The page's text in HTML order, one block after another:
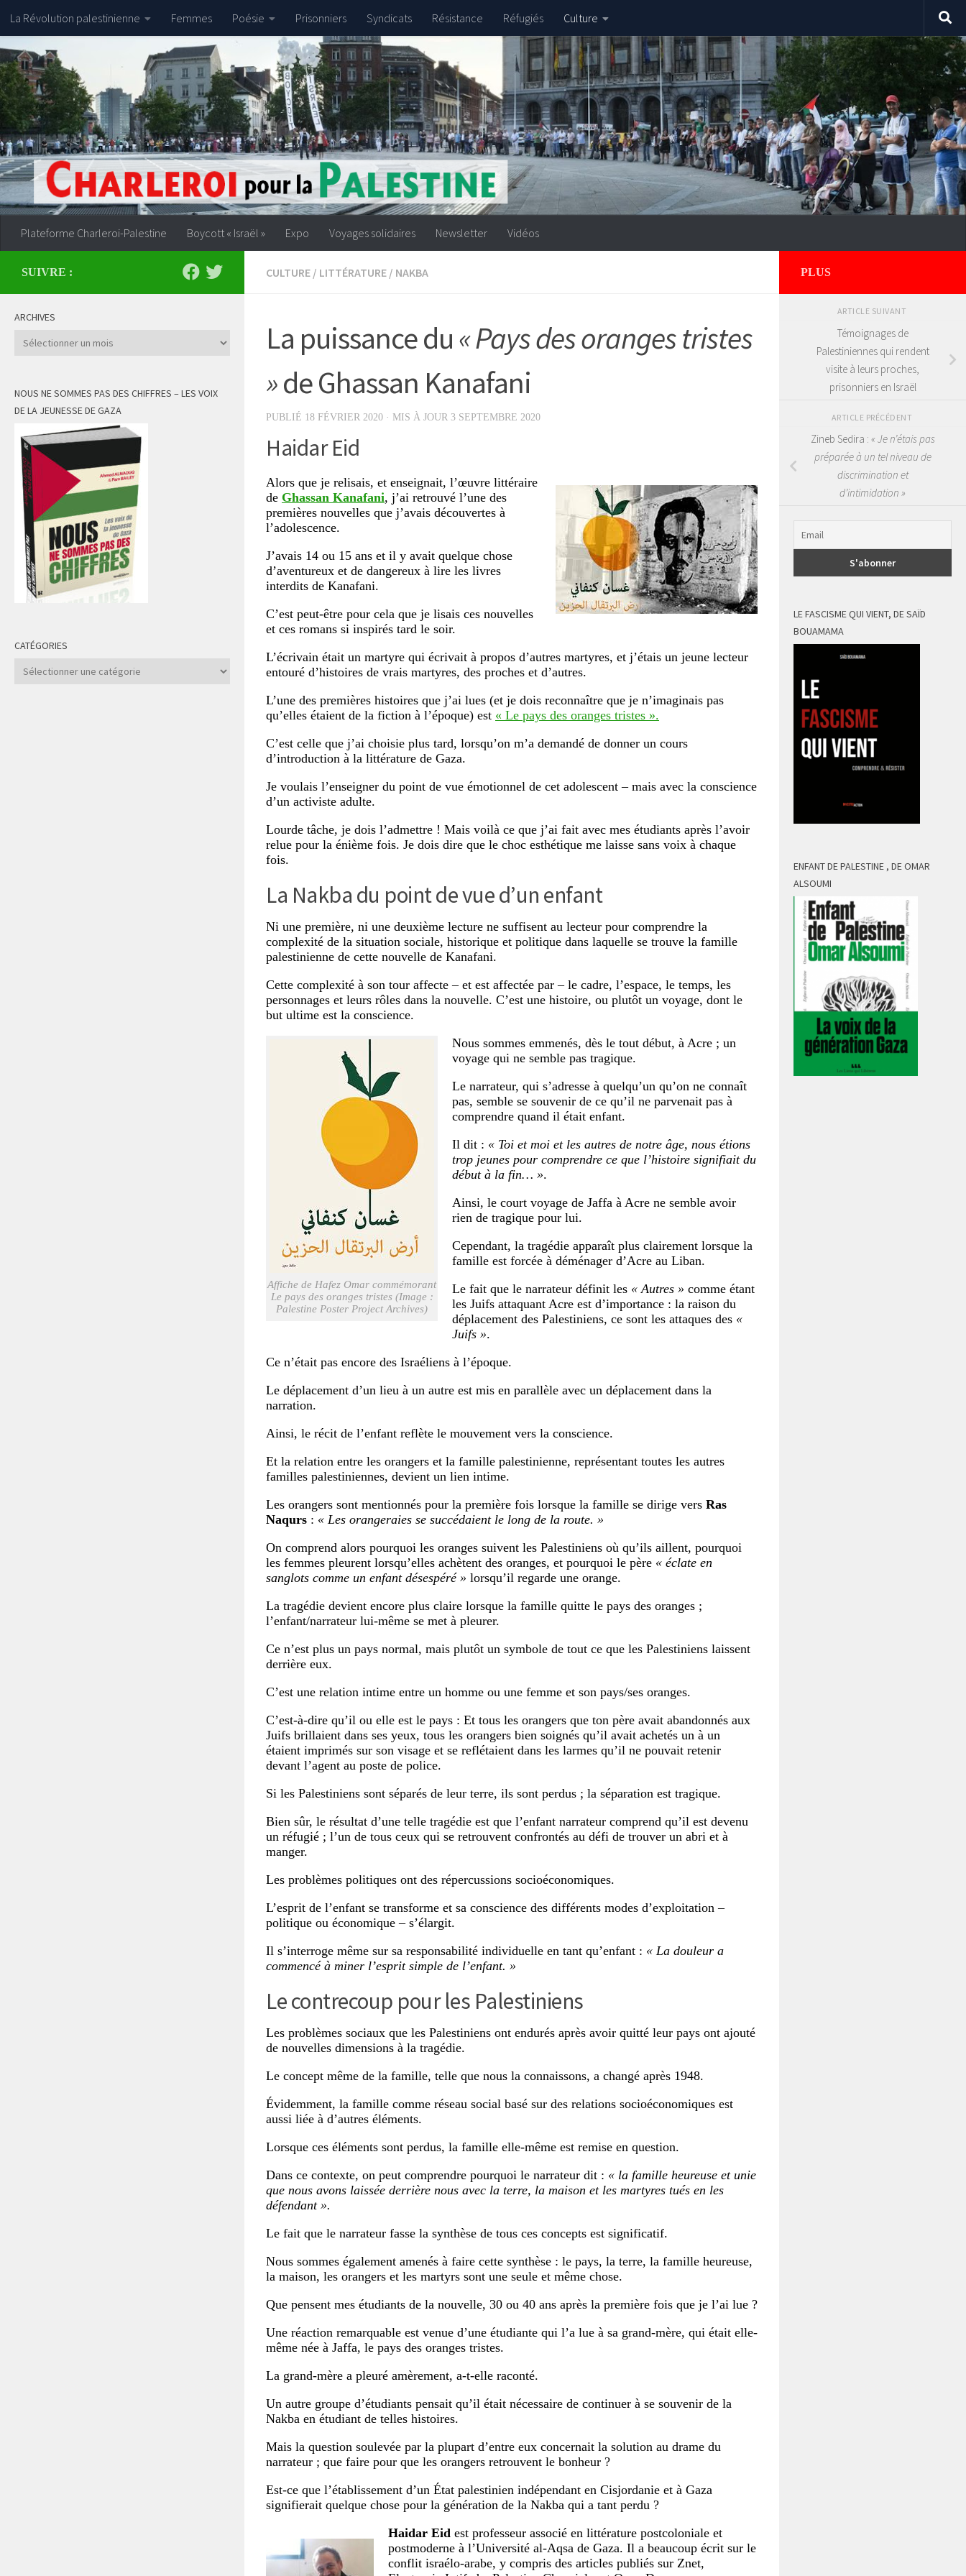
Skip to content
La Révolution palestinienne Femmes Poésie Prisonniers Syndicats Résistance Réfugiés Culture
Plateforme Charleroi-Palestine Boycott « Israël » Expo Voyages solidaires Newsletter Vidéos
CULTURE / LITTÉRATURE / NAKBA
La puissance du« Pays des oranges tristes
»de Ghassan Kanafani
PUBLIÉ 18 FÉVRIER 2020 · MIS À JOUR 3 SEPTEMBRE 2020
Haidar Eid
Alors que je relisais, et enseignait, l’œuvre littéraire
de Ghassan Kanafani, j’ai retrouvé l’une des
premières nouvelles que j’avais découvertes à
l’adolescence.
J’avais 14 ou 15 ans et il y avait quelque chose
d’aventureux et de dangereux à lire les livres
interdits de Kanafani.
C’est peut-être pour cela que je lisais ces nouvelles
et ces romans si inspirés tard le soir.
L’écrivain était un martyre qui écrivait à propos d’autres martyres, et j’étais un jeune lecteur
entouré d’histoires de vrais martyres, des proches et d’autres.
L’une des premières histoires que j’ai lues (et je dois reconnaître que je n’imaginais pas
qu’elles étaient de la fiction à l’époque) est « Le pays des oranges tristes ».
C’est celle que j’ai choisie plus tard, lorsqu’on m’a demandé de donner un cours
d’introduction à la littérature de Gaza.
Je voulais l’enseigner du point de vue émotionnel de cet adolescent – mais avec la conscience
d’un activiste adulte.
Lourde tâche, je dois l’admettre ! Mais voilà ce que j’ai fait avec mes étudiants après l’avoir
relue pour la énième fois. Je dois dire que le choc esthétique me laisse sans voix à chaque
fois.
La Nakba du point de vue d’un enfant
Ni une première, ni une deuxième lecture ne suffisent au lecteur pour comprendre la
complexité de la situation sociale, historique et politique dans laquelle se trouve la famille
palestinienne de cette nouvelle de Kanafani.
Cette complexité à son tour affecte – et est affectée par – le cadre, l’espace, le temps, les
personnages et leurs rôles dans la nouvelle. C’est une histoire, ou plutôt un voyage, dont le
but ultime est la conscience.
Affiche de Hafez Omar commémorant
Le pays des oranges tristes (Image :
Palestine Poster Project Archives)
Nous sommes emmenés, dès le tout début, à Acre ; un
voyage qui ne semble pas tragique.
Le narrateur, qui s’adresse à quelqu’un qu’on ne connaît
pas, semble se souvenir de ce qu’il ne parvenait pas à
comprendre quand il était enfant.
Il dit : « Toi et moi et les autres de notre âge, nous étions
trop jeunes pour comprendre ce que l’histoire signifiait du
début à la fin… ».
Ainsi, le court voyage de Jaffa à Acre ne semble avoir
rien de tragique pour lui.
Cependant, la tragédie apparaît plus clairement lorsque la
famille est forcée à déménager d’Acre au Liban.
Le fait que le narrateur définit les « Autres » comme étant
les Juifs attaquant Acre est d’importance : la raison du
déplacement des Palestiniens, ce sont les attaques des «
Juifs ».
Ce n’était pas encore des Israéliens à l’époque.
Le déplacement d’un lieu à un autre est mis en parallèle avec un déplacement dans la
narration.
Ainsi, le récit de l’enfant reflète le mouvement vers la conscience.
Et la relation entre les orangers et la famille palestinienne, représentant toutes les autres
familles palestiniennes, devient un lien intime.
Les orangers sont mentionnés pour la première fois lorsque la famille se dirige vers Ras
Naqurs : « Les orangeraies se succédaient le long de la route. »
On comprend alors pourquoi les oranges suivent les Palestiniens où qu’ils aillent, pourquoi
les femmes pleurent lorsqu’elles achètent des oranges, et pourquoi le père « éclate en
sanglots comme un enfant désespéré » lorsqu’il regarde une orange.
La tragédie devient encore plus claire lorsque la famille quitte le pays des oranges ;
l’enfant/narrateur lui-même se met à pleurer.
Ce n’est plus un pays normal, mais plutôt un symbole de tout ce que les Palestiniens laissent
derrière eux.
C’est une relation intime entre un homme ou une femme et son pays/ses oranges.
C’est-à-dire qu’il ou elle est le pays : Et tous les orangers que ton père avait abandonnés aux
Juifs brillaient dans ses yeux, tous les orangers bien soignés qu’il avait achetés un à un
étaient imprimés sur son visage et se reflétaient dans les larmes qu’il ne pouvait retenir
devant l’agent au poste de police.
Si les Palestiniens sont séparés de leur terre, ils sont perdus ; la séparation est tragique.
Bien sûr, le résultat d’une telle tragédie est que l’enfant narrateur comprend qu’il est devenu
un réfugié ; l’un de tous ceux qui se retrouvent confrontés au défi de trouver un abri et à
manger.
Les problèmes politiques ont des répercussions socioéconomiques.
L’esprit de l’enfant se transforme et sa conscience des différents modes d’exploitation –
politique ou économique – s’élargit.
Il s’interroge même sur sa responsabilité individuelle en tant qu’enfant : « La douleur a
commencé à miner l’esprit simple de l’enfant. »
Le contrecoup pour les Palestiniens
Les problèmes sociaux que les Palestiniens ont endurés après avoir quitté leur pays ont ajouté
de nouvelles dimensions à la tragédie.
Le concept même de la famille, telle que nous la connaissons, a changé après 1948.
Évidemment, la famille comme réseau social basé sur des relations socioéconomiques est
aussi liée à d’autres éléments.
Lorsque ces éléments sont perdus, la famille elle-même est remise en question.
Dans ce contexte, on peut comprendre pourquoi le narrateur dit : « la famille heureuse et unie
que nous avons laissée derrière nous avec la terre, la maison et les martyres tués en les
défendant ».
Le fait que le narrateur fasse la synthèse de tous ces concepts est significatif.
Nous sommes également amenés à faire cette synthèse : le pays, la terre, la famille heureuse,
la maison, les orangers et les martyrs sont une seule et même chose.
Que pensent mes étudiants de la nouvelle, 30 ou 40 ans après la première fois que je l’ai lue ?
Une réaction remarquable est venue d’une étudiante qui l’a lue à sa grand-mère, qui était elle-
même née à Jaffa, le pays des oranges tristes.
La grand-mère a pleuré amèrement, a-t-elle raconté.
Un autre groupe d’étudiants pensait qu’il était nécessaire de continuer à se souvenir de la
Nakba en étudiant de telles histoires.
Mais la question soulevée par la plupart d’entre eux concernait la solution au drame du
narrateur ; que faire pour que les orangers retrouvent le bonheur ?
Est-ce que l’établissement d’un État palestinien indépendant en Cisjordanie et à Gaza
signifierait quelque chose pour la génération de la Nakba qui a tant perdu ?
Haidar Eid est professeur associé en littérature postcoloniale et
postmoderne à l’Université al-Aqsa de Gaza. Il a beaucoup écrit sur le
conflit israélo-arabe, y compris des articles publiés sur Znet,
SUIVRE :
ARCHIVES
Archives
NOUS NE SOMMES PAS DES CHIFFRES – LES VOIX
DE LA JEUNESSE DE GAZA
CATÉGORIES
Catégories
PLUS
ARTICLE SUIVANT
Témoignages de
Palestiniennes qui rendent
visite à leurs proches,
prisonniers en Israël
ARTICLE PRÉCÉDENT
Zineb Sedira : « Je n’étais pas
préparée à un tel niveau de
discrimination et
d’intimidation »
LE FASCISME QUI VIENT, DE SAÏD
BOUAMAMA
ENFANT DE PALESTINE , DE OMAR
ALSOUMI